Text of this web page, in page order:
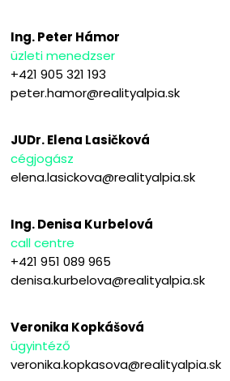
Ing. Peter Hámor
üzleti menedzser
+421 905 321 193
peter.hamor@realityalpia.sk
JUDr. Elena Lasičková
cégjogász
elena.lasickova@realityalpia.sk
Ing. Denisa Kurbelová
call centre
+421 951 089 965
denisa.kurbelova@realityalpia.sk
Veronika Kopkášová
ügyintéző
veronika.kopkasova@realityalpia.sk